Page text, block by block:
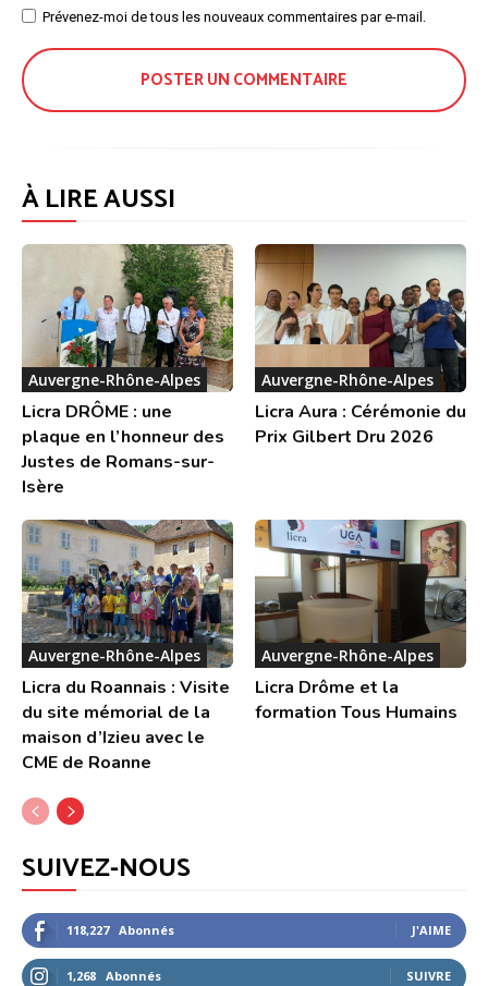
SitePrévenez-moi de tous les nouveaux commentaires par e-mail.
À LIRE AUSSI
Auvergne-Rhône-Alpes
Licra DRÔME : une
plaque en l’honneur des
Justes de Romans-sur-
Isère
Auvergne-Rhône-Alpes
Licra Aura : Cérémonie du
Prix Gilbert Dru 2026
Auvergne-Rhône-Alpes
Licra du Roannais : Visite
du site mémorial de la
maison d’Izieu avec le
CME de Roanne
Auvergne-Rhône-Alpes
Licra Drôme et la
formation Tous Humains
SUIVEZ-NOUS
118,227 Abonnés J'AIME
1,268 Abonnés SUIVRE